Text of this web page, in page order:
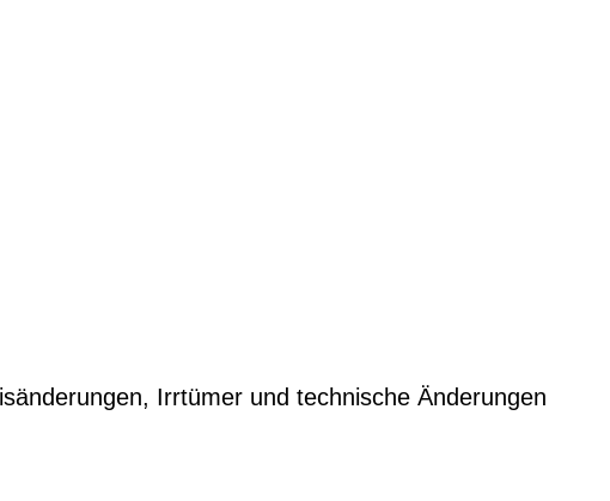
Irrtümer und technische Änderungen